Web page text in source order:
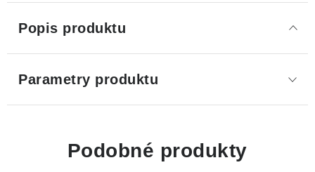
Popis produktu
Parametry produktu
Podobné produkty